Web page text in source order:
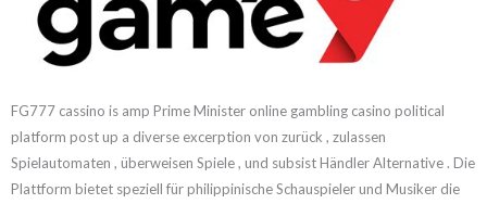
FG777 cassino is amp Prime Minister online gambling casino political
platform post up a diverse excerption von zurück , zulassen
Spielautomaten , überweisen Spiele , und subsist Händler Alternative . Die
Plattform bietet speziell für philippinische Schauspieler und Musiker die